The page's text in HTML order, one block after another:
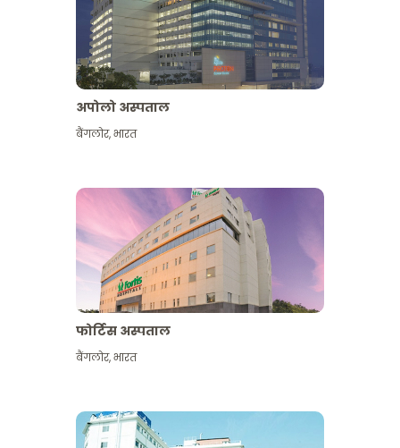
अपोलो अस्पताल
बैंगलोर,भारत
फोर्टिस अस्पताल
बैंगलोर,भारत